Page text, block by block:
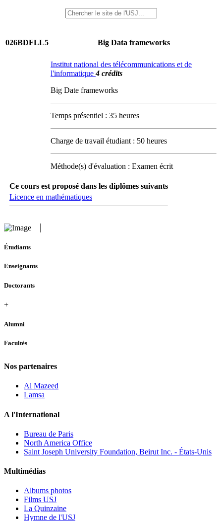
026BDFLL5 Big Data frameworks
Institut national des télécommunications et de
l'informatique4 crédits
Big Date frameworks
Temps présentiel : 35 heures
Charge de travail étudiant : 50 heures
Méthode(s) d'évaluation : Examen écrit
Ce cours est proposé dans les diplômes suivants
Licence en mathématiques
Étudiants
Enseignants
Doctorants
+
Alumni
Facultés
Nos partenaires
Al Mazeed
Lamsa
A l'International
Bureau de Paris
North America Office
Saint Joseph University Foundation, Beirut Inc. - États-Unis
Multimédias
Albums photos
Films USJ
La Quinzaine
Hymne de l'USJ